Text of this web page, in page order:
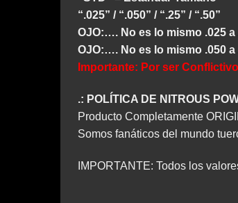
“.025” / “.050” / “.25” / “.50”
OJO:…. No es lo mismo .025
OJO:…. No es lo mismo .050
Importante: Por ser
.: POLÍTICA DE NITROUS
Producto Completamente
Somos fanáticos del mundo
IMPORTANTE: Todos los